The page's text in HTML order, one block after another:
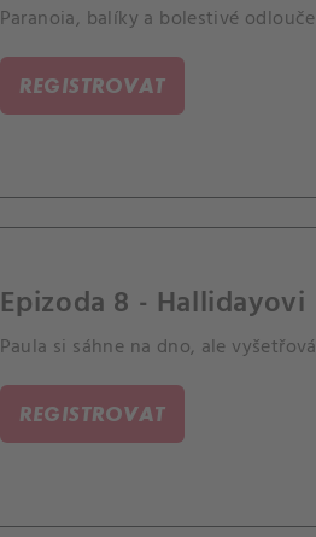
Paranoia, balíky a bolestivé
REGISTROVAT
Epizoda 8 - Hallidayovi
Paula si sáhne na dno, ale
REGISTROVAT